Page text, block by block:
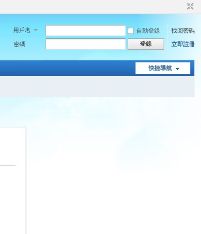
用戶名 自動登錄
找回密碼
密碼
登錄 立即註冊
快捷導航